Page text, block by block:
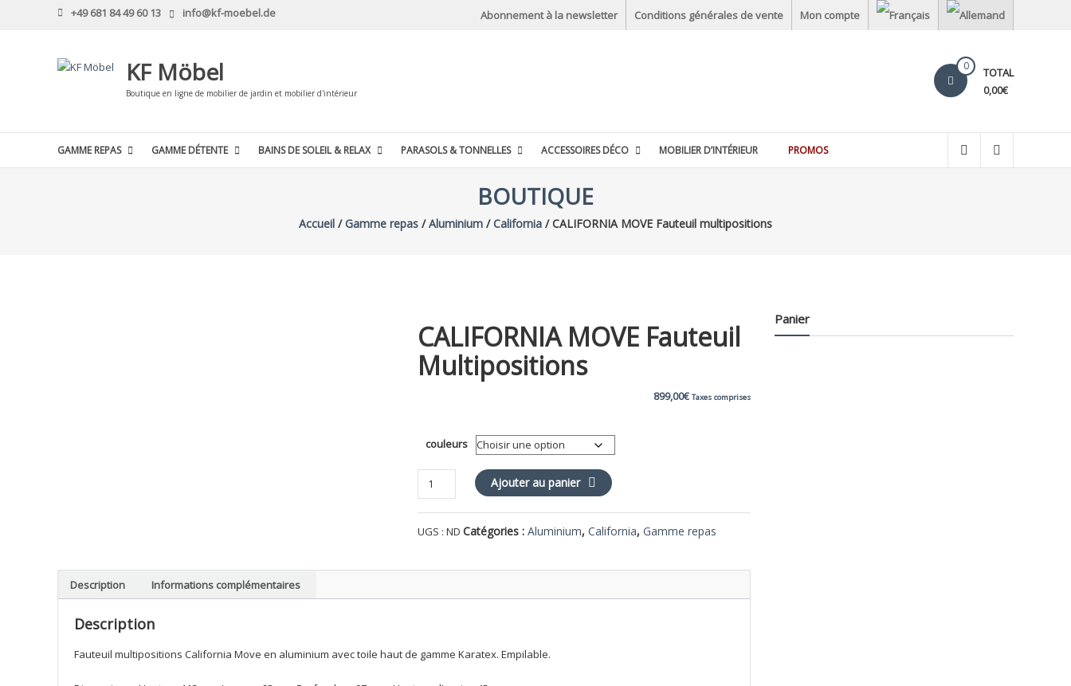
+49 681 84 49 60 13 info@kf-moebel.de Abonnement à la newsletter Conditions générales de vente Mon compte
KF Möbel
Boutique en ligne de mobilier de jardin et mobilier d'intérieur
0 TOTAL
0,00€
GAMME REPAS GAMME DÉTENTE BAINS DE SOLEIL & RELAX PARASOLS & TONNELLES ACCESSOIRES DÉCO MOBILIER D’INTÉRIEUR PROMOS
BOUTIQUE
Accueil /Gamme repas /Aluminium /California / CALIFORNIA MOVE Fauteuil multipositions
CALIFORNIA MOVE Fauteuil
Multipositions
899,00€ Taxes comprises
couleurs
quantité
de
CALIFORNIA
MOVE
multipositions
Ajouter au panier
UGS :ND Catégories :Aluminium,California,Gamme repas
Description Informations complémentaires
Description
Fauteuil multipositions California Move en aluminium avec toile haut de gamme Karatex. Empilable.
Panier